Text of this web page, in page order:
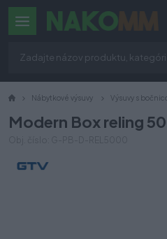
Nábytkové výsuvy Výsuvy s
Modern Box reling